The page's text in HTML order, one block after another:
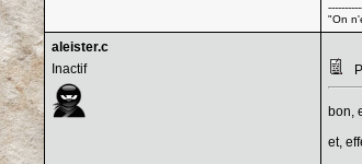
"On
aleister.c
Inactif
bon,
et,